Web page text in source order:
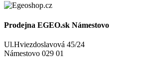
Prodejna EGEO.sk Námestovo
Ul.Hviezdoslavová 45/24
Námestovo 029 01